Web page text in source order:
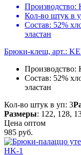
Производство:
Кол-во штук в
Состав: 52%
эластан
Брюки-клеш, арт.:
Производство:
Состав: 52%
эластан
Кол-во штук в уп: 3
Размеры: 122, 128,
Цена оптом
985 руб.